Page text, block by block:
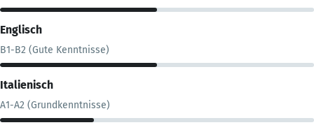
Englisch
B1-B2 (Gute Kenntnisse)
Italienisch
A1-A2 (Grundkenntnisse)